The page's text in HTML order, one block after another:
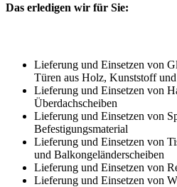
Das erledigen wir für Sie:
Lieferung und Einsetzen von
Türen aus Holz, Kunststoff
Lieferung und Einsetzen von
Überdachscheiben
Lieferung und Einsetzen von
Befestigungsmaterial
Lieferung und Einsetzen von
und Balkongeländerscheiben
Lieferung und Einsetzen von
Lieferung und Einsetzen von